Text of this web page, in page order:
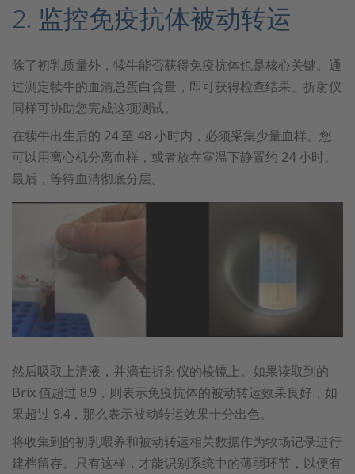
2. 监控免疫抗体被动转运
除了初乳质量外，犊牛能否获得免疫抗体也是核心关键。通
过测定犊牛的血清总蛋白含量，即可获得检查结果。折射仪
同样可协助您完成这项测试。
在犊牛出生后的 24 至 48 小时内，必须采集少量血样。您
可以用离心机分离血样，或者放在室温下静置约 24 小时。
最后，等待血清彻底分层。
然后吸取上清液，并滴在折射仪的棱镜上。如果读取到的
Brix 值超过 8.9，则表示免疫抗体的被动转运效果良好，如
果超过 9.4，那么表示被动转运效果十分出色。
将收集到的初乳喂养和被动转运相关数据作为牧场记录进行
建档留存。只有这样，才能识别系统中的薄弱环节，以便有